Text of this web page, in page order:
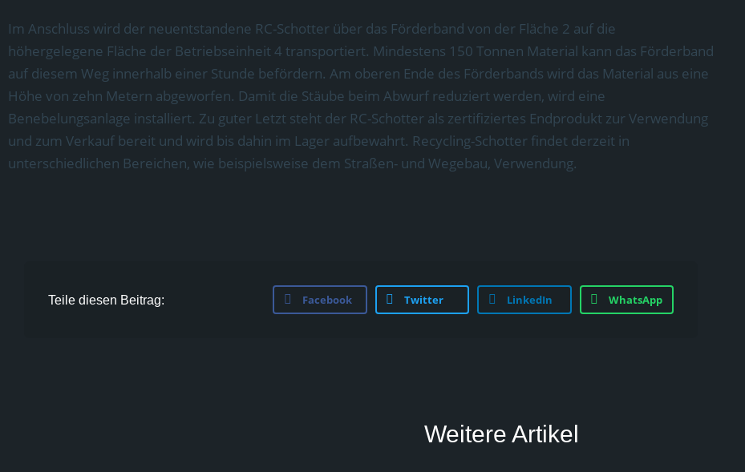
Im Anschluss wird der neuentstandene RC-Schotter über das Förderband von der Fläche 2 auf die
höhergelegene Fläche der Betriebseinheit 4 transportiert. Mindestens 150 Tonnen Material kann das Förderband
auf diesem Weg innerhalb einer Stunde befördern. Am oberen Ende des Förderbands wird das Material aus eine
Höhe von zehn Metern abgeworfen. Damit die Stäube beim Abwurf reduziert werden, wird eine
Benebelungsanlage installiert. Zu guter Letzt steht der RC-Schotter als zertifiziertes Endprodukt zur Verwendung
und zum Verkauf bereit und wird bis dahin im Lager aufbewahrt. Recycling-Schotter findet derzeit in
unterschiedlichen Bereichen, wie beispielsweise dem Straßen- und Wegebau, Verwendung.
Teile diesen Beitrag: Facebook Twitter LinkedIn WhatsApp
Weitere Artikel